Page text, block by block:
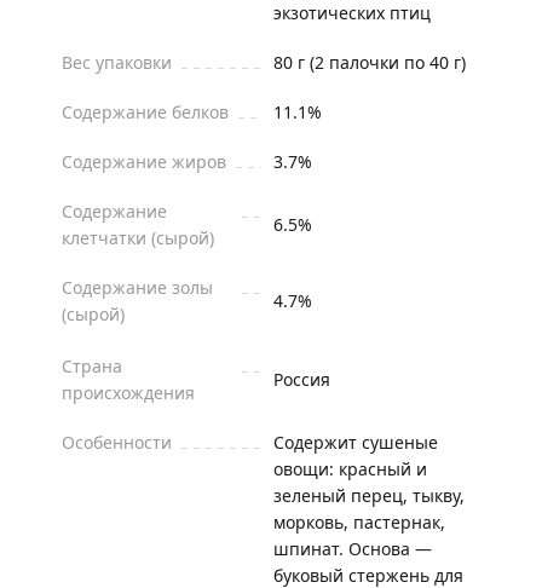
экзотических птиц
Вес упаковки 80 г (2 палочки по 40 г)
Содержание белков 11.1%
Содержание жиров 3.7%
Содержание
клетчатки (сырой)
6.5%
Содержание золы
(сырой)
4.7%
Страна
происхождения
Россия
Особенности
Содержит сушеные
овощи: красный и
зеленый перец, тыкву,
морковь, пастернак,
шпинат. Основа —
буковый стержень для